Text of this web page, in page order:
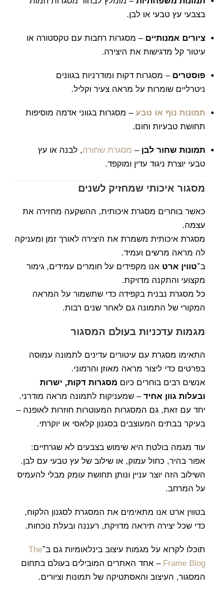
בצבעי עץ טבעי או לבן.
ציורים אמנותיים – מסגרות רחבות עם טקסטורה או
עיטור קל מדגישות את היצירה.
פוסטרים – מסגרות דקות ומודרניות בגוונים
ניטרליים שומרות על מראה צעיר וקליל.
תמונות נוף או טבע – מסגרות בגווני אדמה מוסיפות
תחושת טבעיות וחום.
תמונות שחור לבן – מסגרת שחורה, לבנה או עץ
טבעי יוצרת ניגוד עדין ומוקפד.
מסגור איכותי שמחזיק לשנים
כאשר בוחרים מסגרת איכותית, ההשקעה מחזירה את
עצמה.
מסגרת איכותית משמרת את היצירה לאורך זמן ומעניקה
לה מראה מרשים ועמיד.
ב־טווין ארט אנו מקפידים על חומרים עמידים, גימור
מקצועי והתקנה מדויקת.
כל מסגרת נבנית בקפידה כדי שתשמור על המראה
המקורי של התמונה גם לאחר שנים רבות.
מגמות עדכניות בעולם המסגור
התאימו מסגרת עם עיטורים עדינים לתמונה עמוסה
בפרטים כדי ליצור מראה מאוזן והרמוני.
אנשים רבים בוחרים כיום מסגרות דקות, ישרות
ובעלות גוון אחיד – שמעניקות לתמונה מראה מודרני.
יחד עם זאת, גם המסגרות המעוטרות חוזרות לאופנה –
בעיקר בבתים המעוצבים בסגנון קלאסי או יוקרתי.
עוד מגמה בולטת היא שימוש בצבעים לא שגרתיים:
אפור בהיר, כחול עמוק, או שילוב של עץ טבעי עם לבן.
השילוב הזה יוצר עניין ונותן תחושת עומק מבלי להעמיס
על המרחב.
בטווין ארט אנו מתאימים את המסגרת לסגנון הלקוח,
כדי שכל יצירה תיראה מדויקת, רעננה ובעלת נוכחות.
תוכלו לקרוא על מגמות עיצוב בינלאומיות גם ב־The
Frame Blog – אחד האתרים המובילים בעולם בתחום
המסגור, העיצוב והאסתטיקה של תמונות וציורים.